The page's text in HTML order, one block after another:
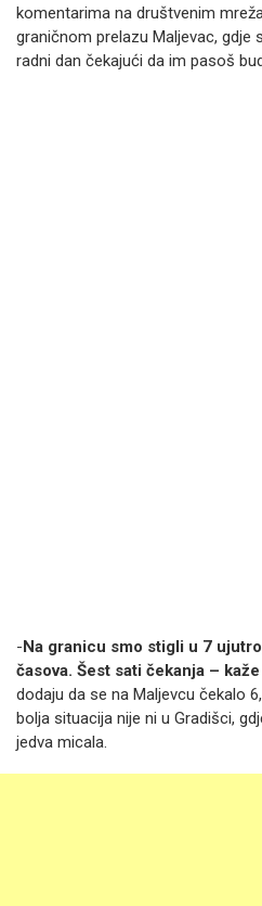
komentarima na društvenim
graničnom prelazu Maljevac, gdje
radni dan čekajući da im pasoš
-Na granicu smo stigli u 7
časova. Šest sati čekanja –
dodaju da se na Maljevcu čekalo
bolja situacija nije ni u Gradišci,
jedva micala.